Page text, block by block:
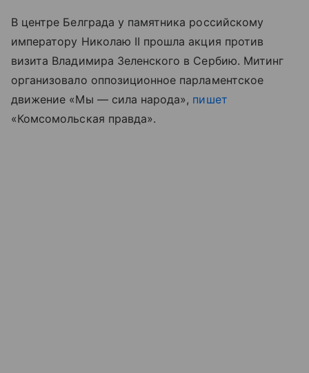
В центре Белграда у памятника российскому
императору Николаю II прошла акция против
визита Владимира Зеленского в Сербию. Митинг
организовало оппозиционное парламентское
движение «Мы — сила народа», пишет
«Комсомольская правда».